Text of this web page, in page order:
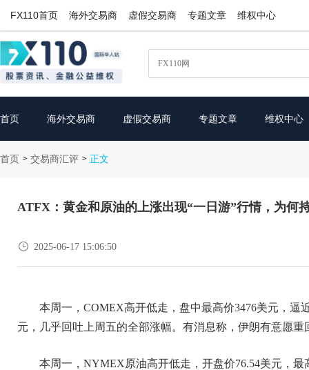
FX110首页 海外交易商 虚假交易商 专题文章 维权中心
首页 海外交易商 虚假交易商 专题文章 维权中心
首页 > 交易商汇评 > 正文
ATFX：黄金和原油的上涨出现“一日游”行情，为何
 2025-06-17 15:06:50
本周一，COMEX高开低走，盘中最高价3476美元，逼
元，几乎回吐上周五的全部涨幅。有消息称，伊朗有意愿
本周一，NYMEX原油高开低走，开盘价76.54美元，